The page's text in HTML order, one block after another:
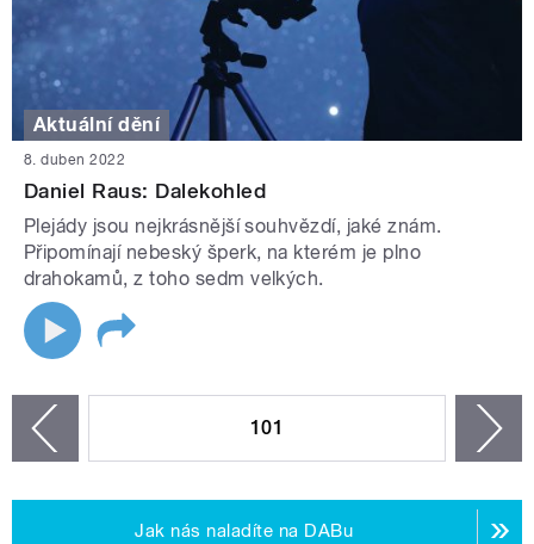
Aktuální dění
8. duben 2022
Daniel Raus: Dalekohled
Plejády jsou nejkrásnější souhvězdí, jaké znám.
Připomínají nebeský šperk, na kterém je plno
drahokamů, z toho sedm velkých.
101
Jak nás naladíte na DABu